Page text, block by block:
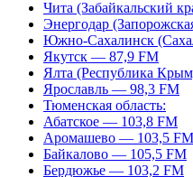
Чита (Забайкальский
Энергодар
Южно-Сахалинск
Якутск — 87,9 FM
Ялта (Республика
Ярославль — 98,3 FM
Тюменская область:
Абатское — 103,8 FM
Аромашево — 103,5 FM
Байкалово — 105,5 FM
Бердюжье — 103,2 FM